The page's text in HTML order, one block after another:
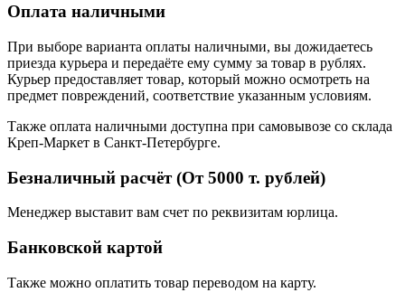
Оплата наличными
При выборе варианта оплаты наличными, вы дожидаетесь
приезда курьера и передаёте ему сумму за товар в рублях.
Курьер предоставляет товар, который можно осмотреть на
предмет повреждений, соответствие указанным условиям.
Также оплата наличными доступна при самовывозе со склада
Креп-Маркет в Санкт-Петербурге.
Безналичный расчёт (От 5000 т. рублей)
Менеджер выставит вам счет по реквизитам юрлица.
Банковской картой
Также можно оплатить товар переводом на карту.